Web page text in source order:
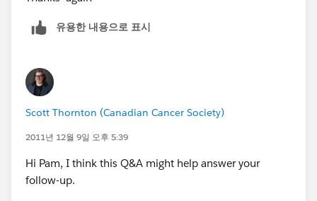
유용한 내용으로 표시
Scott Thornton (Canadian Cancer Society)
2011년 12월 9일 오후 5:39
Hi Pam, I think this Q&A might help answer your
follow-up.